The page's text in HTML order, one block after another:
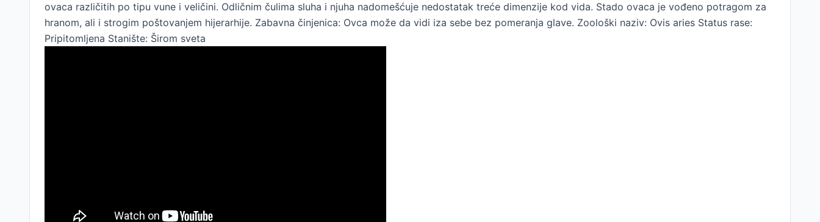
ovaca različitih po tipu vune i veličini. Odličnim čulima sluha i njuha nadomešćuje nedostatak treće dimenzije kod vida. Stado ovaca je vođeno potragom za
hranom, ali i strogim poštovanjem hijerarhije. Zabavna činjenica: Ovca može da vidi iza sebe bez pomeranja glave. Zoološki naziv: Ovis aries Status rase:
Pripitomljena Stanište: Širom sveta